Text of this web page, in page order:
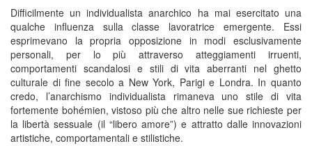
Difficilmente un individualista anarchico ha mai esercitato una
qualche influenza sulla classe lavoratrice emergente. Essi
esprimevano la propria opposizione in modi esclusivamente
personali, per lo più attraverso atteggiamenti irruenti,
comportamenti scandalosi e stili di vita aberranti nel ghetto
culturale di fine secolo a New York, Parigi e Londra. In quanto
credo, l’anarchismo individualista rimaneva uno stile di vita
fortemente bohémien, vistoso più che altro nelle sue richieste per
la libertà sessuale (il “libero amore”) e attratto dalle innovazioni
artistiche, comportamentali e stilistiche.